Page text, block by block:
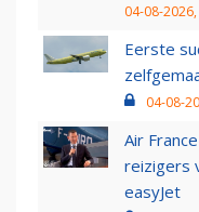
04-08-
Eerste
04-08-
Air
reizigers
easyJet